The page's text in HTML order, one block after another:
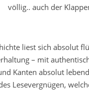
völlig.. auch der
liest sich absolut
– mit
Kanten absolut
Lesevergnügen,